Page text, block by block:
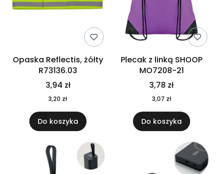
Opaska Reflectis, żółty
R73136.03
3,94 zł
3,20 zł
Do koszyka
Plecak z linką SHOOP
MO7208-21
3,78 zł
3,07 zł
Do koszyka